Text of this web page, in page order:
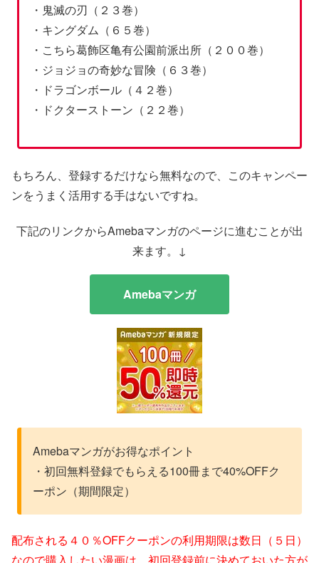
・鬼滅の刃（２３巻）
・キングダム（６５巻）
・こちら葛飾区亀有公園前派出所（２００巻）
・ジョジョの奇妙な冒険（６３巻）
・ドラゴンボール（４２巻）
・ドクターストーン（２２巻）
もちろん、登録するだけなら無料なので、このキャンペー
ンをうまく活用する手はないですね。
下記のリンクからAmebaマンガのページに進むことが出
来ます。↓
Amebaマンガ
Amebaマンガがお得なポイント
・初回無料登録でもらえる100冊まで40%OFFク
ーポン（期間限定）
配布される４０％OFFクーポンの利用期限は数日（５日）